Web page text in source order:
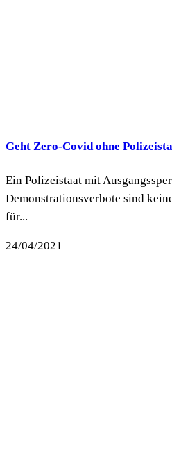
Geht Zero-Covid ohne
Ein Polizeistaat mit
Demonstrationsverbote sind
für...
24/04/2021